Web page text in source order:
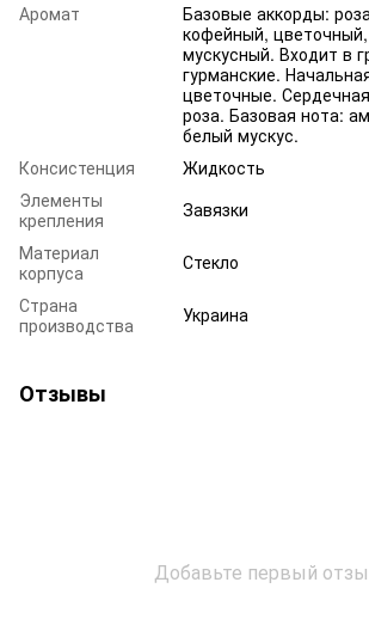
Аромат
Базовые аккорды:
кофейный,
мускусный. Входит в
гурманские.
цветочные.
роза. Базовая нота:
белый мускус.
Консистенция
Жидкость
Элементы
крепления
Завязки
Материал
корпуса
Стекло
Страна
производства
Украина
Отзывы
Добавьте первый